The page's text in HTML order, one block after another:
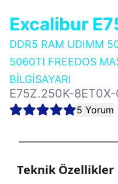
Excalibur
DDR5 RAM UDIMM
5060TI FREEDOS
BİLGİSAYARI
E75Z.250K-8ET0X-
5 Yorum
Teknik Özellikler